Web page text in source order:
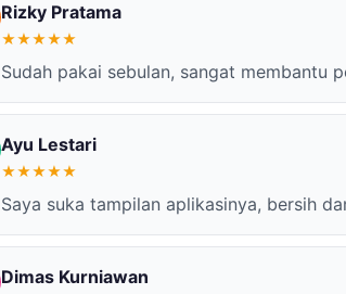
Rizky Pratama
★★★★★
Sudah pakai sebulan, sangat membantu
Ayu Lestari
★★★★★
Saya suka tampilan aplikasinya, bersih
Dimas Kurniawan